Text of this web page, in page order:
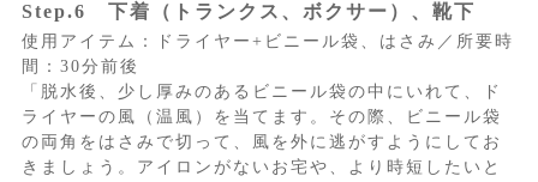
Step.6 下着（トランクス、ボクサー）、靴下
使用アイテム：ドライヤー+ビニール袋、はさみ／所要時
間：30分前後
「脱水後、少し厚みのあるビニール袋の中にいれて、ド
ライヤーの風（温風）を当てます。その際、ビニール袋
の両角をはさみで切って、風を外に逃がすようにしてお
きましょう。アイロンがないお宅や、より時短したいと